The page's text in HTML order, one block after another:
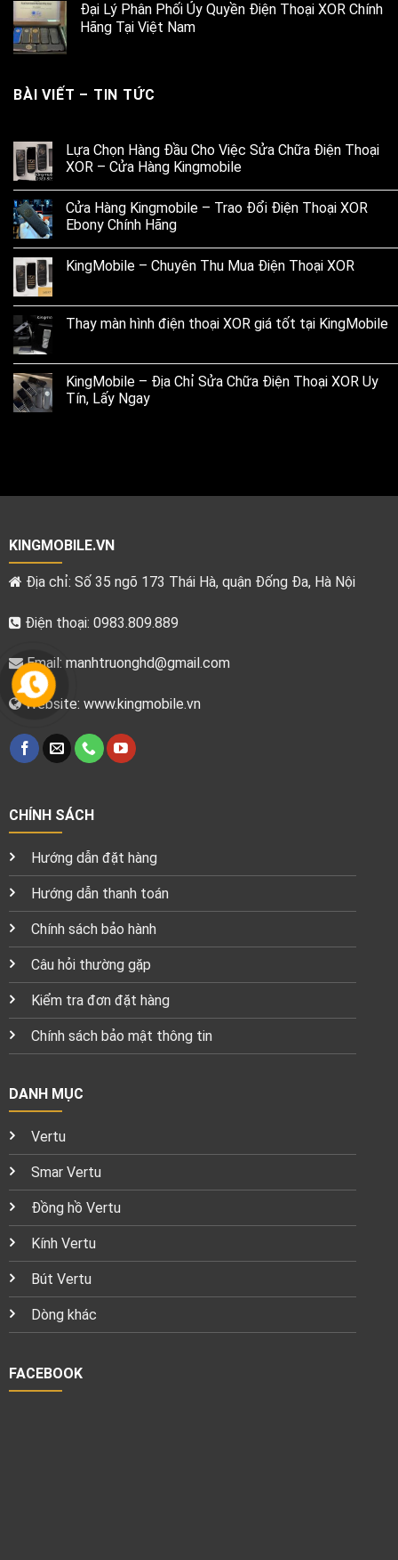
Đại Lý Phân Phối Ủy Quyền Điện Thoại XOR Chính
Hãng Tại Việt Nam
BÀI VIẾT – TIN TỨC
Lựa Chọn Hàng Đầu Cho Việc Sửa Chữa Điện Thoại
XOR – Cửa Hàng Kingmobile
Cửa Hàng Kingmobile – Trao Đổi Điện Thoại XOR
Ebony Chính Hãng
KingMobile – Chuyên Thu Mua Điện Thoại XOR
Thay màn hình điện thoại XOR giá tốt tại KingMobile
KingMobile – Địa Chỉ Sửa Chữa Điện Thoại XOR Uy
Tín, Lấy Ngay
KINGMOBILE.VN
Địa chỉ: Số 35 ngõ 173 Thái Hà, quận Đống Đa, Hà Nội
Điện thoại: 0983.809.889
Email: manhtruonghd@gmail.com
Website: www.kingmobile.vn
CHÍNH SÁCH
Hướng dẫn đặt hàng
Hướng dẫn thanh toán
Chính sách bảo hành
Câu hỏi thường gặp
Kiểm tra đơn đặt hàng
Chính sách bảo mật thông tin
DANH MỤC
Vertu
Smar Vertu
Đồng hồ Vertu
Kính Vertu
Bút Vertu
Dòng khác
FACEBOOK